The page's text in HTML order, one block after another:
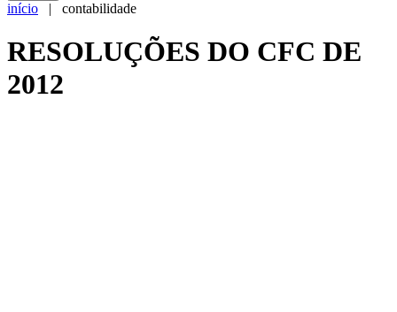
início | contabilidade
RESOLUÇÕES DO CFC DE
2012